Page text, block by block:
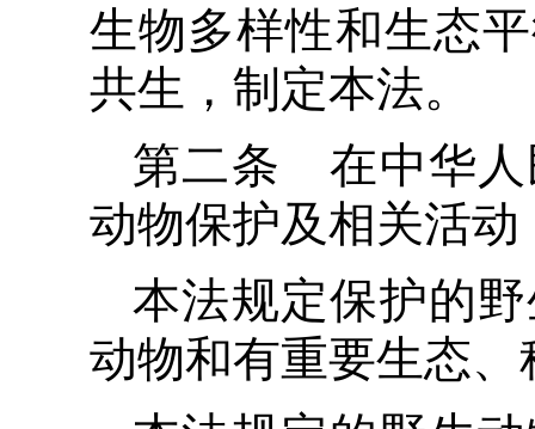
生物多样性和生态
共生，制定本法。
第二条 在中华人
动物保护及相关活
本法规定保护的
动物和有重要生态